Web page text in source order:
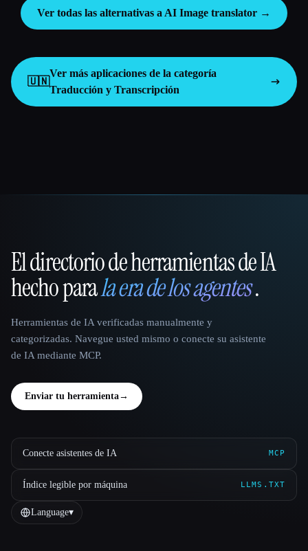
Ver todas las alternativas a AI Image translator →
🇺🇳
Ver más aplicaciones de la categoría
Traducción y Transcripción
That AI Collection
El directorio de herramientas de IA
hecho parala era de los agentes.
Herramientas de IA verificadas manualmente y
categorizadas. Navegue usted mismo o conecte su asistente
de IA mediante MCP.
Enviar tu herramienta→
Conecte asistentes de IA MCP
Índice legible por máquina LLMS.TXT
Language▾